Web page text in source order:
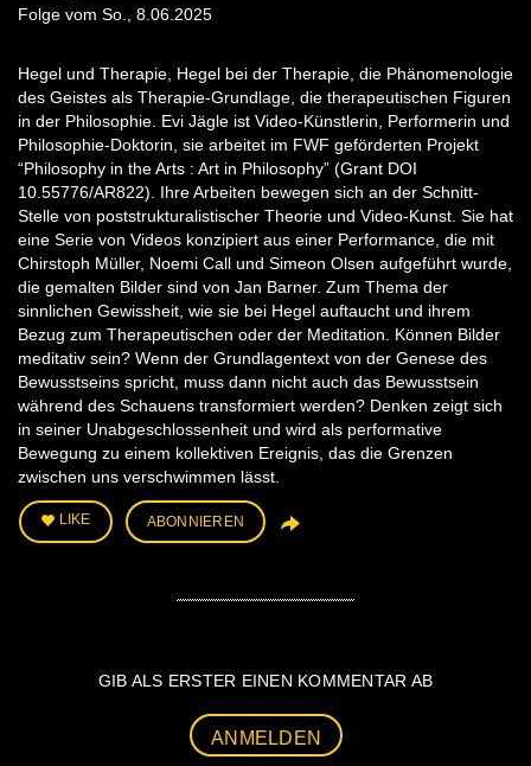
Folge vom So., 8.06.2025
Hegel und Therapie, Hegel bei der Therapie, die Phänomenologie
des Geistes als Therapie-Grundlage, die therapeutischen Figuren
in der Philosophie. Evi Jägle ist Video-Künstlerin, Performerin und
Philosophie-Doktorin, sie arbeitet im FWF geförderten Projekt
“Philosophy in the Arts : Art in Philosophy” (Grant DOI
10.55776/AR822). Ihre Arbeiten bewegen sich an der Schnitt-
Stelle von poststrukturalistischer Theorie und Video-Kunst. Sie hat
eine Serie von Videos konzipiert aus einer Performance, die mit
Chirstoph Müller, Noemi Call und Simeon Olsen aufgeführt wurde,
die gemalten Bilder sind von Jan Barner. Zum Thema der
sinnlichen Gewissheit, wie sie bei Hegel auftaucht und ihrem
Bezug zum Therapeutischen oder der Meditation. Können Bilder
meditativ sein? Wenn der Grundlagentext von der Genese des
Bewusstseins spricht, muss dann nicht auch das Bewusstsein
während des Schauens transformiert werden? Denken zeigt sich
in seiner Unabgeschlossenheit und wird als performative
Bewegung zu einem kollektiven Ereignis, das die Grenzen
zwischen uns verschwimmen lässt.
LIKE ABONNIEREN
GIB ALS ERSTER EINEN KOMMENTAR AB
ANMELDEN